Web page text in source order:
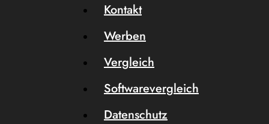
Kontakt
Werben
Vergleich
Softwarevergleich
Datenschutz